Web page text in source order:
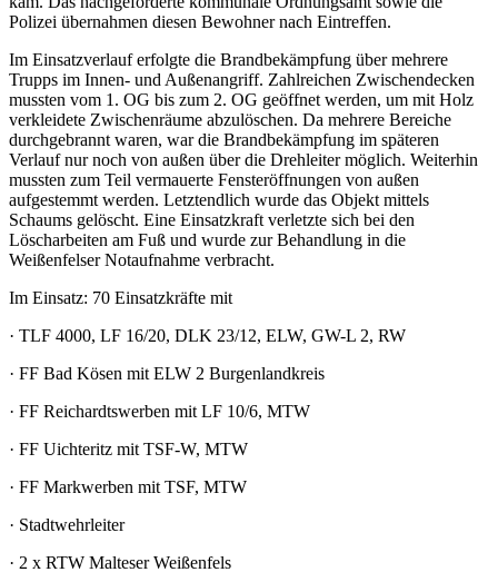
Polizei übernahmen diesen Bewohner nach Eintreffen.
Im Einsatzverlauf erfolgte die Brandbekämpfung über mehrere
Trupps im Innen- und Außenangriff. Zahlreichen Zwischendecken
mussten vom 1. OG bis zum 2. OG geöffnet werden, um mit Holz
verkleidete Zwischenräume abzulöschen. Da mehrere Bereiche
durchgebrannt waren, war die Brandbekämpfung im späteren
Verlauf nur noch von außen über die Drehleiter möglich. Weiterhin
mussten zum Teil vermauerte Fensteröffnungen von außen
aufgestemmt werden. Letztendlich wurde das Objekt mittels
Schaums gelöscht. Eine Einsatzkraft verletzte sich bei den
Löscharbeiten am Fuß und wurde zur Behandlung in die
Weißenfelser Notaufnahme verbracht.
Im Einsatz: 70 Einsatzkräfte mit
· TLF 4000, LF 16/20, DLK 23/12, ELW, GW-L 2, RW
· FF Bad Kösen mit ELW 2 Burgenlandkreis
· FF Reichardtswerben mit LF 10/6, MTW
· FF Uichteritz mit TSF-W, MTW
· FF Markwerben mit TSF, MTW
· Stadtwehrleiter
· 2 x RTW Malteser Weißenfels